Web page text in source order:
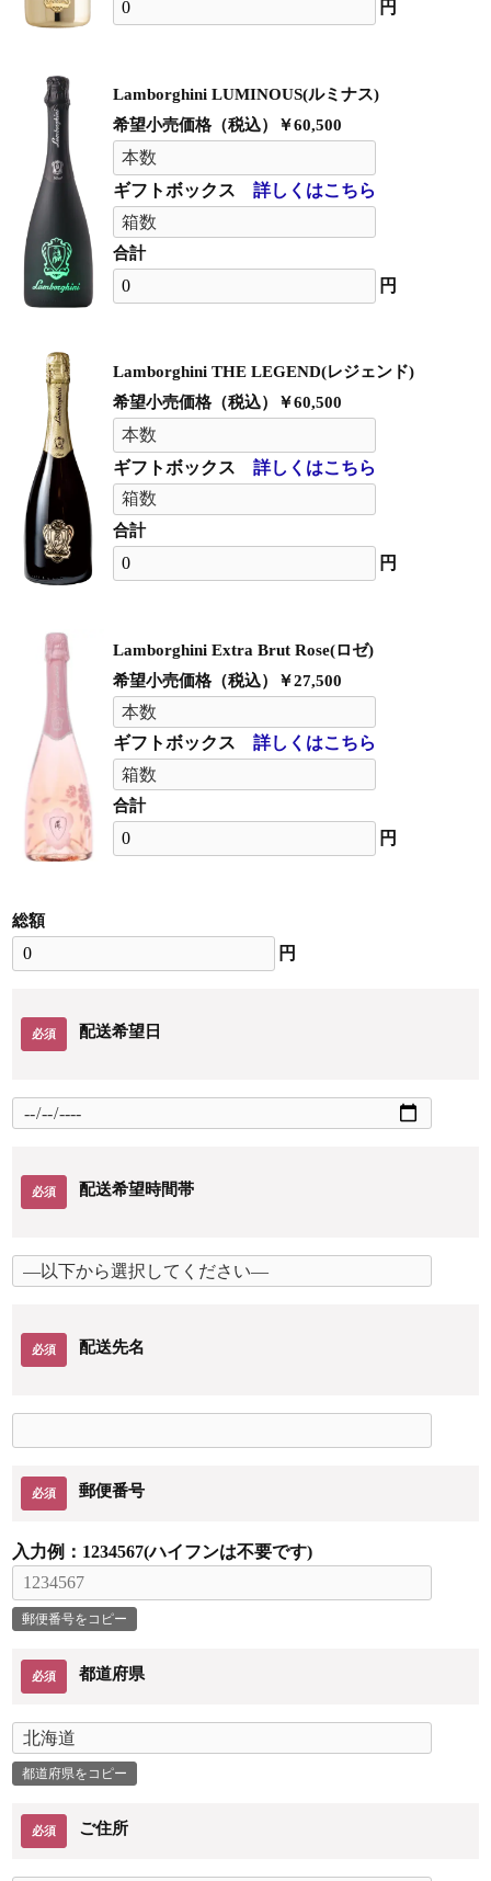
円
Lamborghini LUMINOUS(ルミナス)
希望小売価格（税込）￥60,500
ギフトボックス詳しくはこちら
合計
円
Lamborghini THE LEGEND(レジェンド)
希望小売価格（税込）￥60,500
ギフトボックス詳しくはこちら
合計
円
Lamborghini Extra Brut Rose(ロゼ)
希望小売価格（税込）￥27,500
ギフトボックス詳しくはこちら
合計
円
総額
円
必須 配送希望日
必須 配送希望時間帯
必須 配送先名
必須 郵便番号
入力例：1234567(ハイフンは不要です)
必須 都道府県
必須 ご住所